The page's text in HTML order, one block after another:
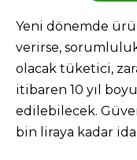
Yeni dönemde
verirse,
olacak tüketici,
itibaren 10 yıl
edilebilecek.
bin liraya kadar